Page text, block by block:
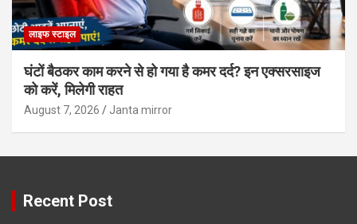
लाइफ स्टाइल
घंटों बैठकर काम करने से हो गया है कमर दर्द? इन एक्सरसाइज
को करें, मिलेगी राहत
August 7, 2026 Janta mirror
Recent Post